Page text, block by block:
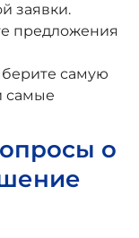
заявки.
предложения
самую
самые
о